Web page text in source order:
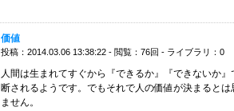
価値
投稿：2014.03.06 13:38:22 - 閲覧：76回 - ライブラリ：0
人間は生まれてすぐから『できるか』『できないか』
断されるようです。でもそれで人の価値が決まるとは
ません。